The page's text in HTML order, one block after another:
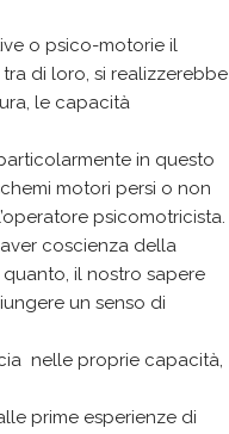
o psico-motorie il
di loro, si realizzerebbe
le capacità
in questo
motori persi o non
psicomotricista.
coscienza della
il nostro sapere
un senso di
nelle proprie capacità,
prime esperienze di